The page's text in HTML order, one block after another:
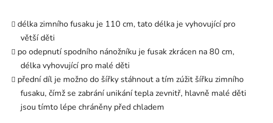
délka zimního fusaku je 110 cm, tato délka je vyhovující pro
větší děti
po odepnutí spodního nánožníku je fusak zkrácen na 80 cm,
délka vyhovující pro malé děti
přední díl je možno do šířky stáhnout a tím zúžit šířku zimního
fusaku, čímž se zabrání unikání tepla zevnitř, hlavně malé děti
jsou tímto lépe chráněny před chladem